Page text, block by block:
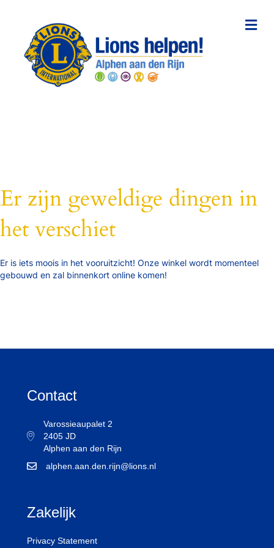
Er zijn geweldige dingen in
het verschiet
Er is iets moois in het vooruitzicht! Onze winkel wordt momenteel
gebouwd en zal binnenkort online komen!
Contact
Varossieaupalet 2
2405 JD
Alphen aan den Rijn
alphen.aan.den.rijn@lions.nl
Zakelijk
Privacy Statement